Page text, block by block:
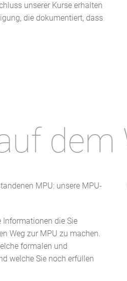
unserer Kurse erhalten
die dokumentiert, dass
dem
MPU: unsere MPU-
Informationen die Sie
Weg zur MPU zu machen.
formalen und
welche Sie noch erfüllen